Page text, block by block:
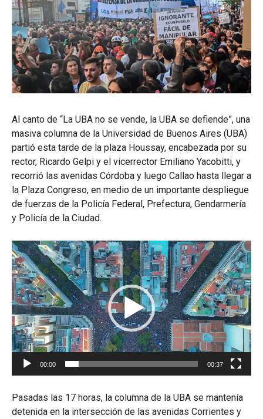
Al canto de “La UBA no se vende, la UBA se defiende”, una
masiva columna de la Universidad de Buenos Aires (UBA)
partió esta tarde de la plaza Houssay, encabezada por su
rector, Ricardo Gelpi y el vicerrector Emiliano Yacobitti, y
recorrió las avenidas Córdoba y luego Callao hasta llegar a
la Plaza Congreso, en medio de un importante despliegue
de fuerzas de la Policía Federal, Prefectura, Gendarmería
y Policía de la Ciudad.
Reproductor
de
vídeo
00:00 00:37
Pasadas las 17 horas, la columna de la UBA se mantenía
detenida en la intersección de las avenidas Corrientes y